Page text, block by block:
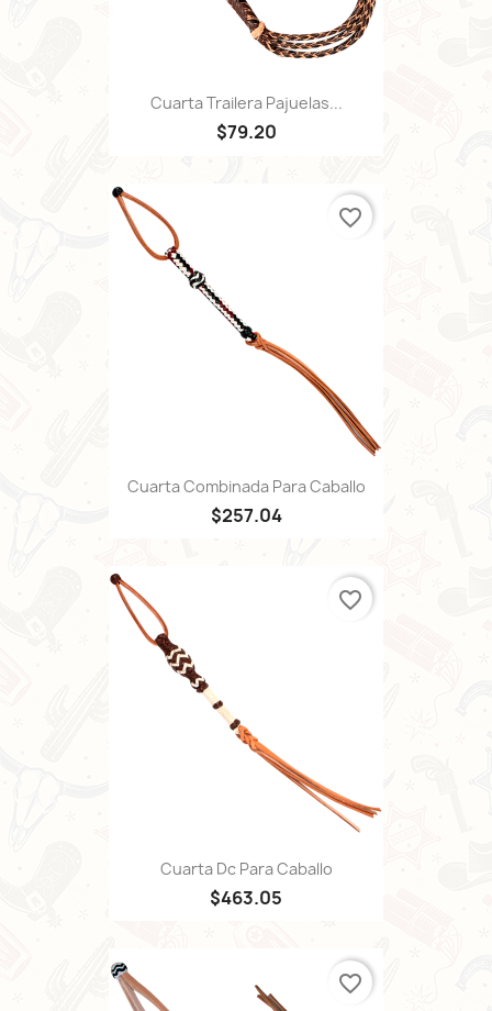
Cuarta Trailera Pajuelas...
$79.20
Cuarta Combinada Para Caballo
$257.04
favorite_border
Cuarta Dc Para Caballo
$463.05
favorite_border
favorite_border